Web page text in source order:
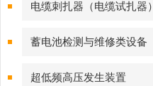
电缆刺扎器（电缆试扎器）
蓄电池检测与维修类设备
超低频高压发生装置